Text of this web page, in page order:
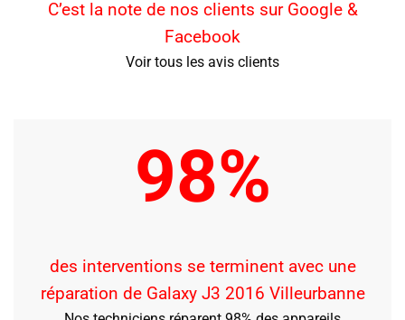
C’est la note de nos clients sur Google &
Facebook
Voir tous les avis clients
98%
des interventions se terminent avec une
réparation de Galaxy J3 2016 Villeurbanne